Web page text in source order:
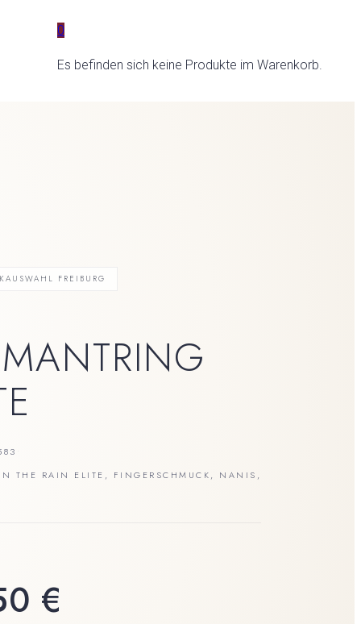
0
Es befinden sich keine Produkte im Warenkorb.
FREIBURG
THE RAIN ELITE , FINGERSCHMUCK, NANIS ,
€